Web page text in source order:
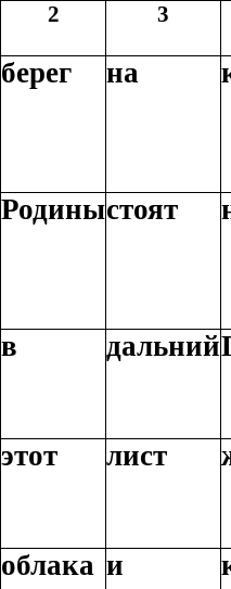
2 3
берег на
Родиныстоят
в дальний
этот лист
облака и